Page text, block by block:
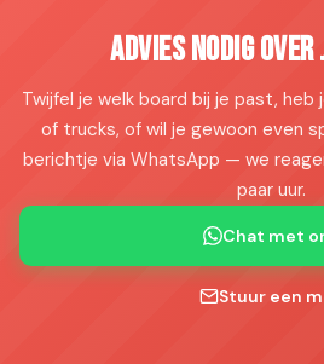
Advies nodig
Twijfel je welk board bij je past, heb
of trucks, of wil je gewoon even
berichtje via WhatsApp — we
paar uur.
Chat met
Stuur een